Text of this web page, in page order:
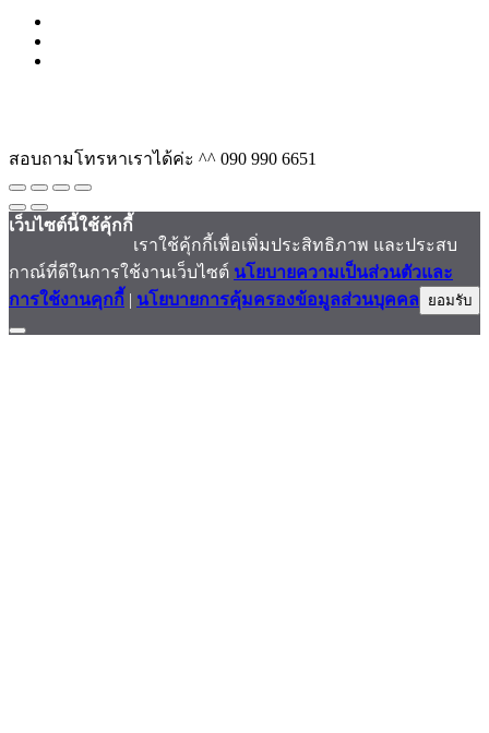
สอบถามโทรหาเราได้ค่ะ ^^ 090 990 6651
เว็บไซต์นี้ใช้คุ้กกี้
เราใช้คุ้กกี้เพื่อเพิ่มประสิทธิภาพ และประสบ
กาณ์ที่ดีในการใช้งานเว็บไซต์ นโยบายความเป็นส่วนตัวและ
การใช้งานคุกกี้ | นโยบายการคุ้มครองข้อมูลส่วนบุคคล ยอมรับ